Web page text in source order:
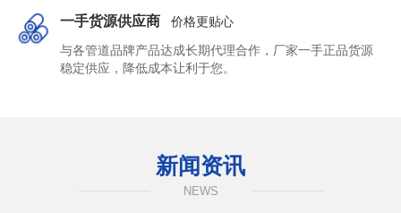
一手货源供应商
价格更贴心
与各管道品牌产品达成长期代理合作，厂家一手正品货源
稳定供应，降低成本让利于您。
新闻资讯
NEWS